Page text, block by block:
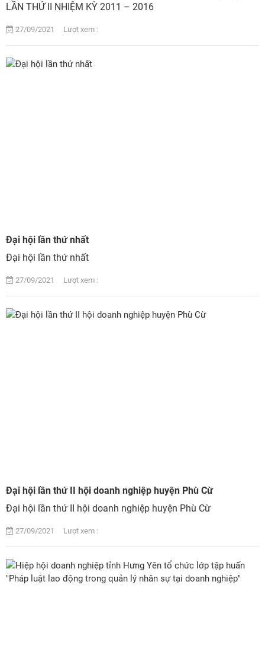
LẦN THỨ II NHIỆM KỲ 2011 – 2016
27/09/2021 Lượt xem :
Đại hội lần thứ nhất
Đại hội lần thứ nhất
27/09/2021 Lượt xem :
Đại hội lần thứ II hội doanh nghiệp huyện Phù Cừ
Đại hội lần thứ II hội doanh nghiệp huyện Phù Cừ
27/09/2021 Lượt xem :